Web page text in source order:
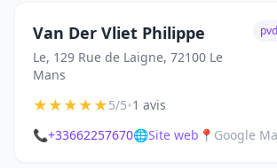
Van Der Vliet Philippe
Le, 129 Rue de Laigne, 72100 Le
Mans
★★★★★5/5•1 avis
📞+33662257670🌐Site web 📍 Google